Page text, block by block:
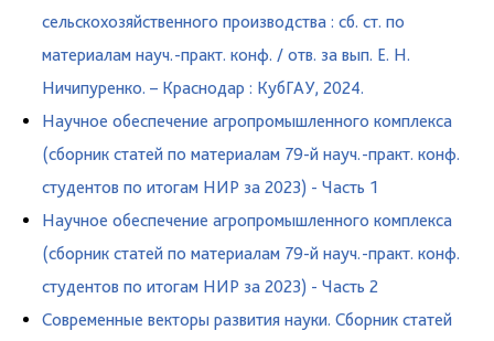
сельскохозяйственного производства : сб. ст. по
материалам науч.-практ. конф. / отв. за вып. Е. Н.
Ничипуренко. – Краснодар : КубГАУ, 2024.
Научное обеспечение агропромышленного комплекса
(сборник статей по материалам 79-й науч.-практ. конф.
студентов по итогам НИР за 2023) - Часть 1
Научное обеспечение агропромышленного комплекса
(сборник статей по материалам 79-й науч.-практ. конф.
студентов по итогам НИР за 2023) - Часть 2
Современные векторы развития науки. Сборник статей